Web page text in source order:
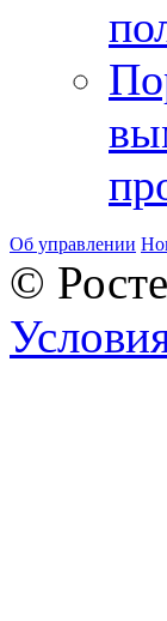
Об управлении
©